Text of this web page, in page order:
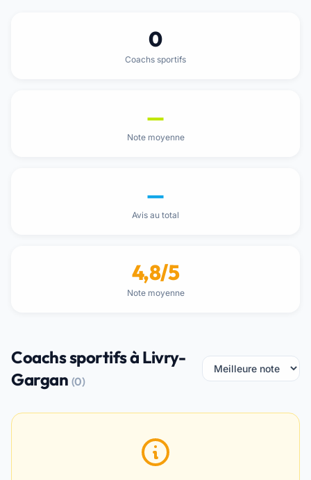
0
Coachs sportifs
—
Note moyenne
—
Avis au total
4,8/5
Note moyenne
Coachs sportifs à Livry-
Gargan (0)